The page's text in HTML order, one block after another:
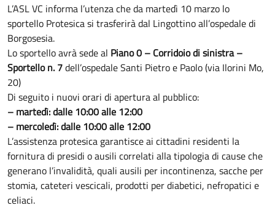
L’ASL VC informa l’utenza che da martedì 10 marzo lo
sportello Protesica si trasferirà dal Lingottino all’ospedale di
Borgosesia.
Lo sportello avrà sede al Piano 0 – Corridoio di sinistra –
Sportello n. 7dell’ospedale Santi Pietro e Paolo (via Ilorini Mo,
20)
Di seguito i nuovi orari di apertura al pubblico:
– martedì: dalle 10:00 alle 12:00
– mercoledì: dalle 10:00 alle 12:00
L’assistenza protesica garantisce ai cittadini residenti la
fornitura di presidi o ausili correlati alla tipologia di cause che
generano l’invalidità, quali ausili per incontinenza, sacche per
stomia, cateteri vescicali, prodotti per diabetici, nefropatici e
celiaci.